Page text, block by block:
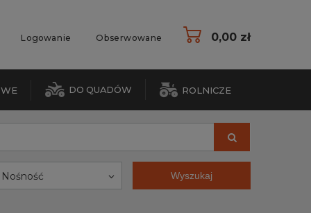
Logowanie Obserwowane 0,00 zł
DO QUADÓW ROLNICZE
Nośność Wyszukaj